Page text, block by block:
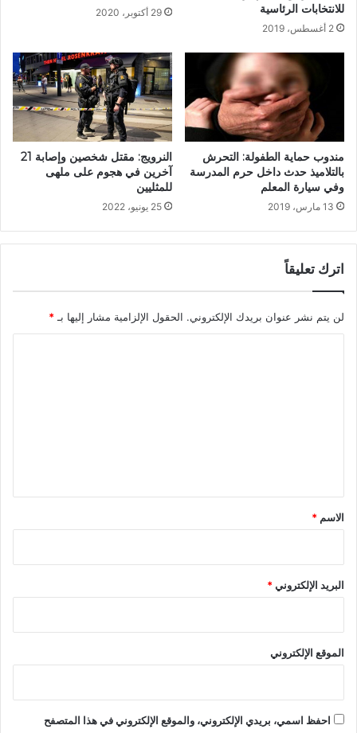
للانتخابات الرئاسية
2 أغسطس، 2019
29 أكتوبر، 2020
مندوب حماية الطفولة: التحرش
بالتلاميذ حدث داخل حرم المدرسة
وفي سيارة المعلم
13 مارس، 2019
النرويج: مقتل شخصين وإصابة 21
آخرين في هجوم على ملهى
للمثليين
25 يونيو، 2022
اترك تعليقاً
لن يتم نشر عنوان بريدك الإلكتروني. الحقول الإلزامية مشار إليها بـ*
*
الاسم *
البريد الإلكتروني*
الموقع الإلكتروني
احفظ اسمي، بريدي الإلكتروني، والموقع الإلكتروني في هذا المتصفح